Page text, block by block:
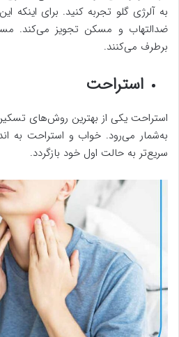
به آلرژی گلو تجربه کنید. برای اینکه
ضدالتهاب و مسکن تجویز می‌کند.
برطرف می‌کنند.
استراحت
استراحت یکی از بهترین روش‌های
به‌شمار می‌رود. خواب و استراحت به
سریع‌تر به حالت اول خود بازگردد.